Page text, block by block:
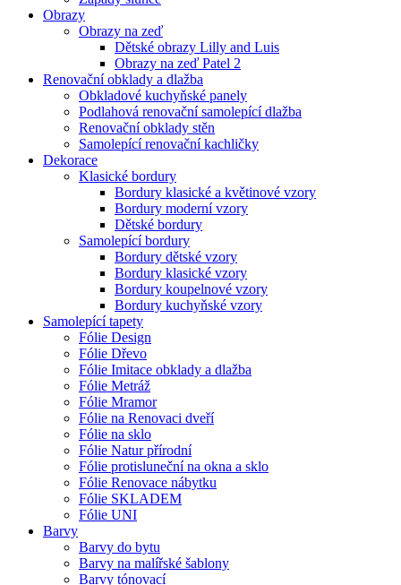
Obrazy
Obrazy na zeď
Dětské obrazy Lilly and Luis
Obrazy na zeď Patel 2
Renovační obklady a dlažba
Obkladové kuchyňské panely
Podlahová renovační samolepící dlažba
Renovační obklady stěn
Samolepící renovační kachličky
Dekorace
Klasické bordury
Bordury klasické a květinové vzory
Bordury moderní vzory
Dětské bordury
Samolepící bordury
Bordury dětské vzory
Bordury klasické vzory
Bordury koupelnové vzory
Bordury kuchyňské vzory
Samolepící tapety
Fólie Design
Fólie Dřevo
Fólie Imitace obklady a dlažba
Fólie Metráž
Fólie Mramor
Fólie na Renovaci dveří
Fólie na sklo
Fólie Natur přírodní
Fólie protisluneční na okna a sklo
Fólie Renovace nábytku
Fólie SKLADEM
Fólie UNI
Barvy
Barvy do bytu
Barvy na malířské šablony
Barvy tónovací